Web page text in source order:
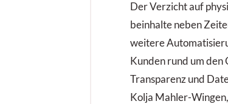
Der Verzicht auf
beinhalte neben
weitere
Kunden rund um den
Transparenz und
Kolja Mahler-